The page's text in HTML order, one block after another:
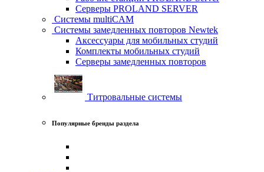
Серверы PROLAND SERVER
Системы multiCAM
Системы замедленных повторов Newtek
Аксессуары для мобильных студий
Комплекты мобильных студий
Серверы замедленных повторов
Титровальные системы
Популярные бренды раздела